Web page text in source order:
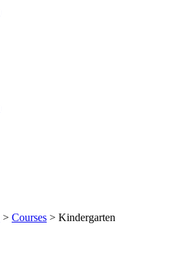
> Courses > Kindergarten